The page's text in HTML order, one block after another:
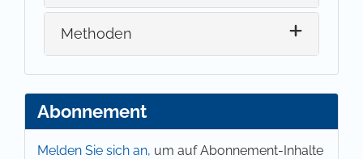
Methoden
Abonnement
Melden Sie sich an, um auf Abonnement-Inhalte